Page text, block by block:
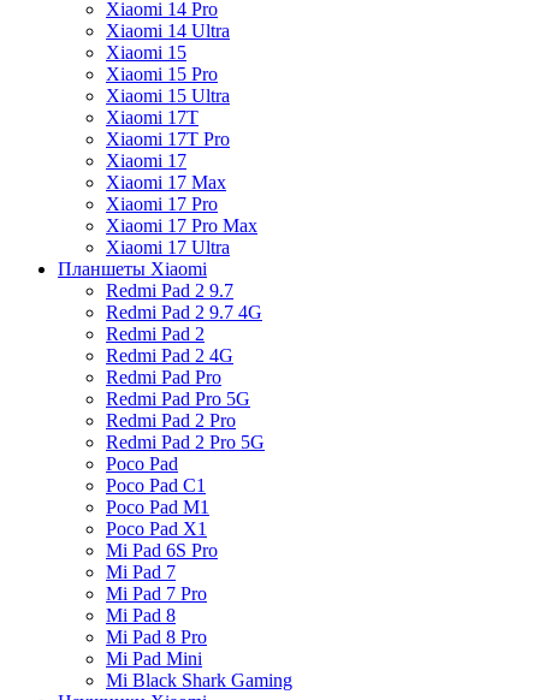
Xiaomi 14 Pro
Xiaomi 14 Ultra
Xiaomi 15
Xiaomi 15 Pro
Xiaomi 15 Ultra
Xiaomi 17T
Xiaomi 17T Pro
Xiaomi 17
Xiaomi 17 Max
Xiaomi 17 Pro
Xiaomi 17 Pro Max
Xiaomi 17 Ultra
Планшеты Xiaomi
Redmi Pad 2 9.7
Redmi Pad 2 9.7 4G
Redmi Pad 2
Redmi Pad 2 4G
Redmi Pad Pro
Redmi Pad Pro 5G
Redmi Pad 2 Pro
Redmi Pad 2 Pro 5G
Poco Pad
Poco Pad C1
Poco Pad M1
Poco Pad X1
Mi Pad 6S Pro
Mi Pad 7
Mi Pad 7 Pro
Mi Pad 8
Mi Pad 8 Pro
Mi Pad Mini
Mi Black Shark Gaming